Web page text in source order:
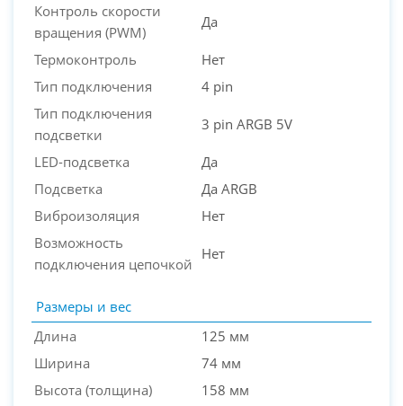
Контроль скорости
вращения (PWM)
Да
Термоконтроль
Нет
Тип подключения
4 pin
Тип подключения
подсветки
3 pin ARGB 5V
LED-подсветка
Да
Подсветка
Да ARGB
Виброизоляция
Нет
Возможность
подключения цепочкой
Нет
Размеры и вес
Длина
125 мм
Ширина
74 мм
Высота (толщина)
158 мм